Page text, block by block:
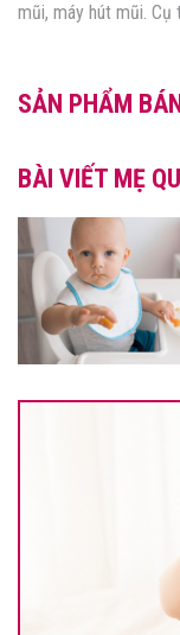
mũi, máy hút mũi. Cụ
SẢN PHẨM
BÀI VIẾT MẸ